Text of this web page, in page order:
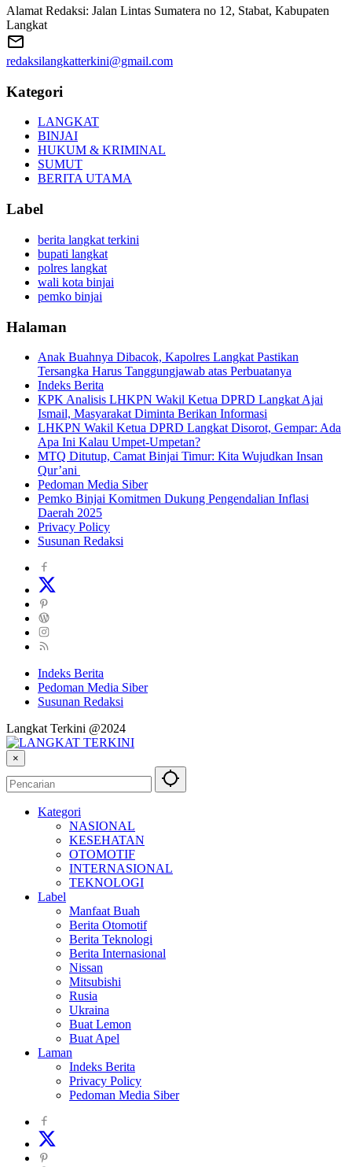
Alamat Redaksi: Jalan Lintas Sumatera no 12, Stabat, Kabupaten
Langkat
redaksilangkatterkini@gmail.com
Kategori
LANGKAT
BINJAI
HUKUM & KRIMINAL
SUMUT
BERITA UTAMA
Label
berita langkat terkini
bupati langkat
polres langkat
wali kota binjai
pemko binjai
Halaman
Anak Buahnya Dibacok, Kapolres Langkat Pastikan
Tersangka Harus Tanggungjawab atas Perbuatanya
Indeks Berita
KPK Analisis LHKPN Wakil Ketua DPRD Langkat Ajai
Ismail, Masyarakat Diminta Berikan Informasi
LHKPN Wakil Ketua DPRD Langkat Disorot, Gempar: Ada
Apa Ini Kalau Umpet-Umpetan?
MTQ Ditutup, Camat Binjai Timur: Kita Wujudkan Insan
Qur’ani
Pedoman Media Siber
Pemko Binjai Komitmen Dukung Pengendalian Inflasi
Daerah 2025
Privacy Policy
Susunan Redaksi
Indeks Berita
Pedoman Media Siber
Susunan Redaksi
Langkat Terkini @2024
×
Kategori
NASIONAL
KESEHATAN
OTOMOTIF
INTERNASIONAL
TEKNOLOGI
Label
Manfaat Buah
Berita Otomotif
Berita Teknologi
Berita Internasional
Nissan
Mitsubishi
Rusia
Ukraina
Buat Lemon
Buat Apel
Laman
Indeks Berita
Privacy Policy
Pedoman Media Siber